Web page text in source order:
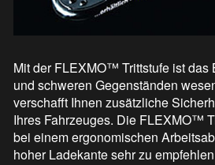
Mit der FLEXMO™ Trittstufe ist das
und schweren Gegenständen
verschafft Ihnen zusätzliche
Ihres Fahrzeuges. Die FLEXMO™
bei einem ergonomischen
hoher Ladekante sehr zu